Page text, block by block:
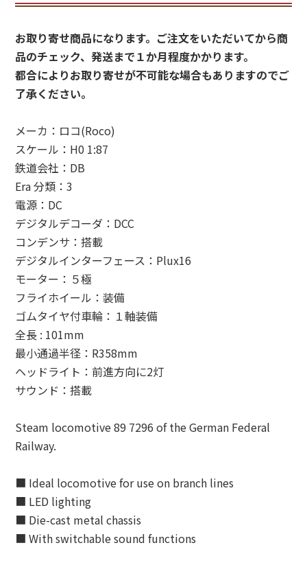
お取り寄せ商品になります。ご注文をいただいてから商
品のチェック、発送まで１か月程度かかります。
都合によりお取り寄せが不可能な場合もありますのでご
了承ください。
メーカ：ロコ(Roco)
スケール：H0 1:87
鉄道会社：DB
Era 分類：3
電源：DC
デジタルデコーダ：DCC
コンデンサ：搭載
デジタルインターフェース：Plux16
モーター：５極
フライホイール：装備
ゴムタイヤ付車輪：１軸装備
全長 : 101mm
最小通過半径：R358mm
ヘッドライト：前進方向に2灯
サウンド：搭載
Steam locomotive 89 7296 of the German Federal
Railway.
■ Ideal locomotive for use on branch lines
■ LED lighting
■ Die-cast metal chassis
■ With switchable sound functions